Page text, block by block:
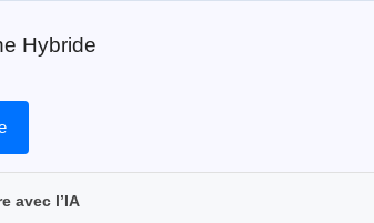
Hybride
avec l’IA